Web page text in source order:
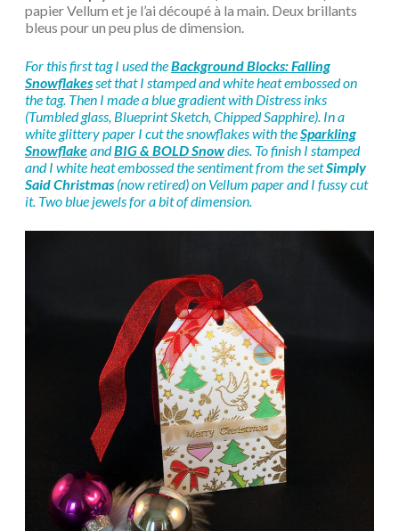
papier Vellum et je l’ai découpé à la main. Deux brillants
bleus pour un peu plus de dimension.
For this first tag I used theBackground Blocks: Falling
Snowflakesset that I stamped and white heat embossed on
the tag. Then I made a blue gradient with Distress inks
(Tumbled glass, Blueprint Sketch, Chipped Sapphire). In a
white glittery paper I cut the snowflakes with theSparkling
SnowflakeandBIG & BOLD Snowdies. To finish I stamped
and I white heat embossed the sentiment from the setSimply
Said Christmas (now retired) on Vellum paper and I fussy cut
it. Two blue jewels for a bit of dimension.